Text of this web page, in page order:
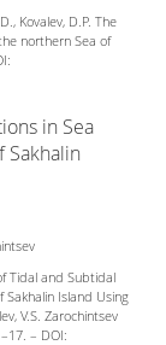
Kovalev, D.P. The
northern Sea of
in Sea
Sakhalin
Tidal and Subtidal
Island Using
V.S. Zarochintsev
– DOI: